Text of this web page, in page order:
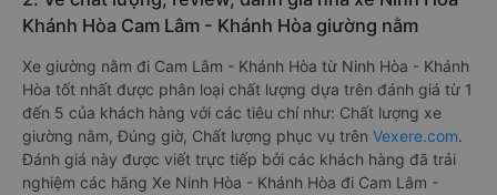
Khánh Hòa Cam Lâm - Khánh Hòa giường nằm
Xe giường nằm đi Cam Lâm - Khánh Hòa từ Ninh Hòa - Khánh
Hòa tốt nhất được phân loại chất lượng dựa trên đánh giá từ 1
đến 5 của khách hàng với các tiêu chí như: Chất lượng xe
giường nằm, Đúng giờ, Chất lượng phục vụ trên Vexere.com.
Đánh giá này được viết trực tiếp bởi các khách hàng đã trải
nghiệm các hãng Xe Ninh Hòa - Khánh Hòa đi Cam Lâm -